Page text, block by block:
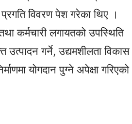
विवरण पेश गरेका थिए ।
कर्मचारी लगायतको उपस्थिति
गर्ने, उद्यमशीलता विकास
योगदान पुग्ने अपेक्षा गरिएको